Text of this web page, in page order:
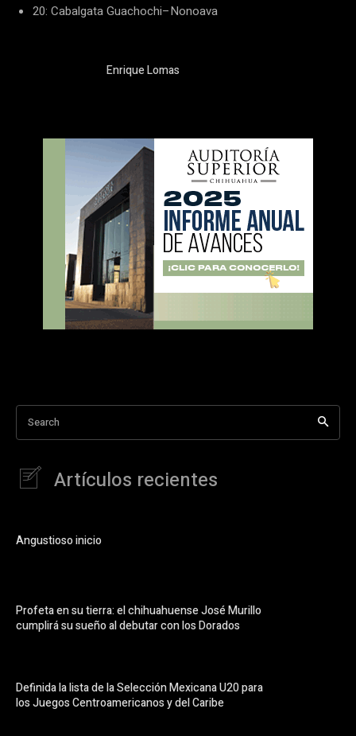
20: Cabalgata Guachochi–Nonoava
Enrique Lomas
Search
Artículos recientes
Angustioso inicio
Profeta en su tierra: el chihuahuense José Murillo
cumplirá su sueño al debutar con los Dorados
Definida la lista de la Selección Mexicana U20 para
los Juegos Centroamericanos y del Caribe